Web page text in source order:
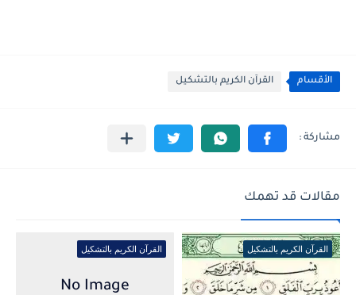
الأقسام القرآن الكريم بالتشكيل
مقالات قد تهمك
القرآن الكريم بالتشكيل القرآن الكريم بالتشكيل